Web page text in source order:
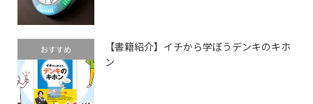
おすすめ
【書籍紹介】イチから学ぼうデンキのキホ
ン